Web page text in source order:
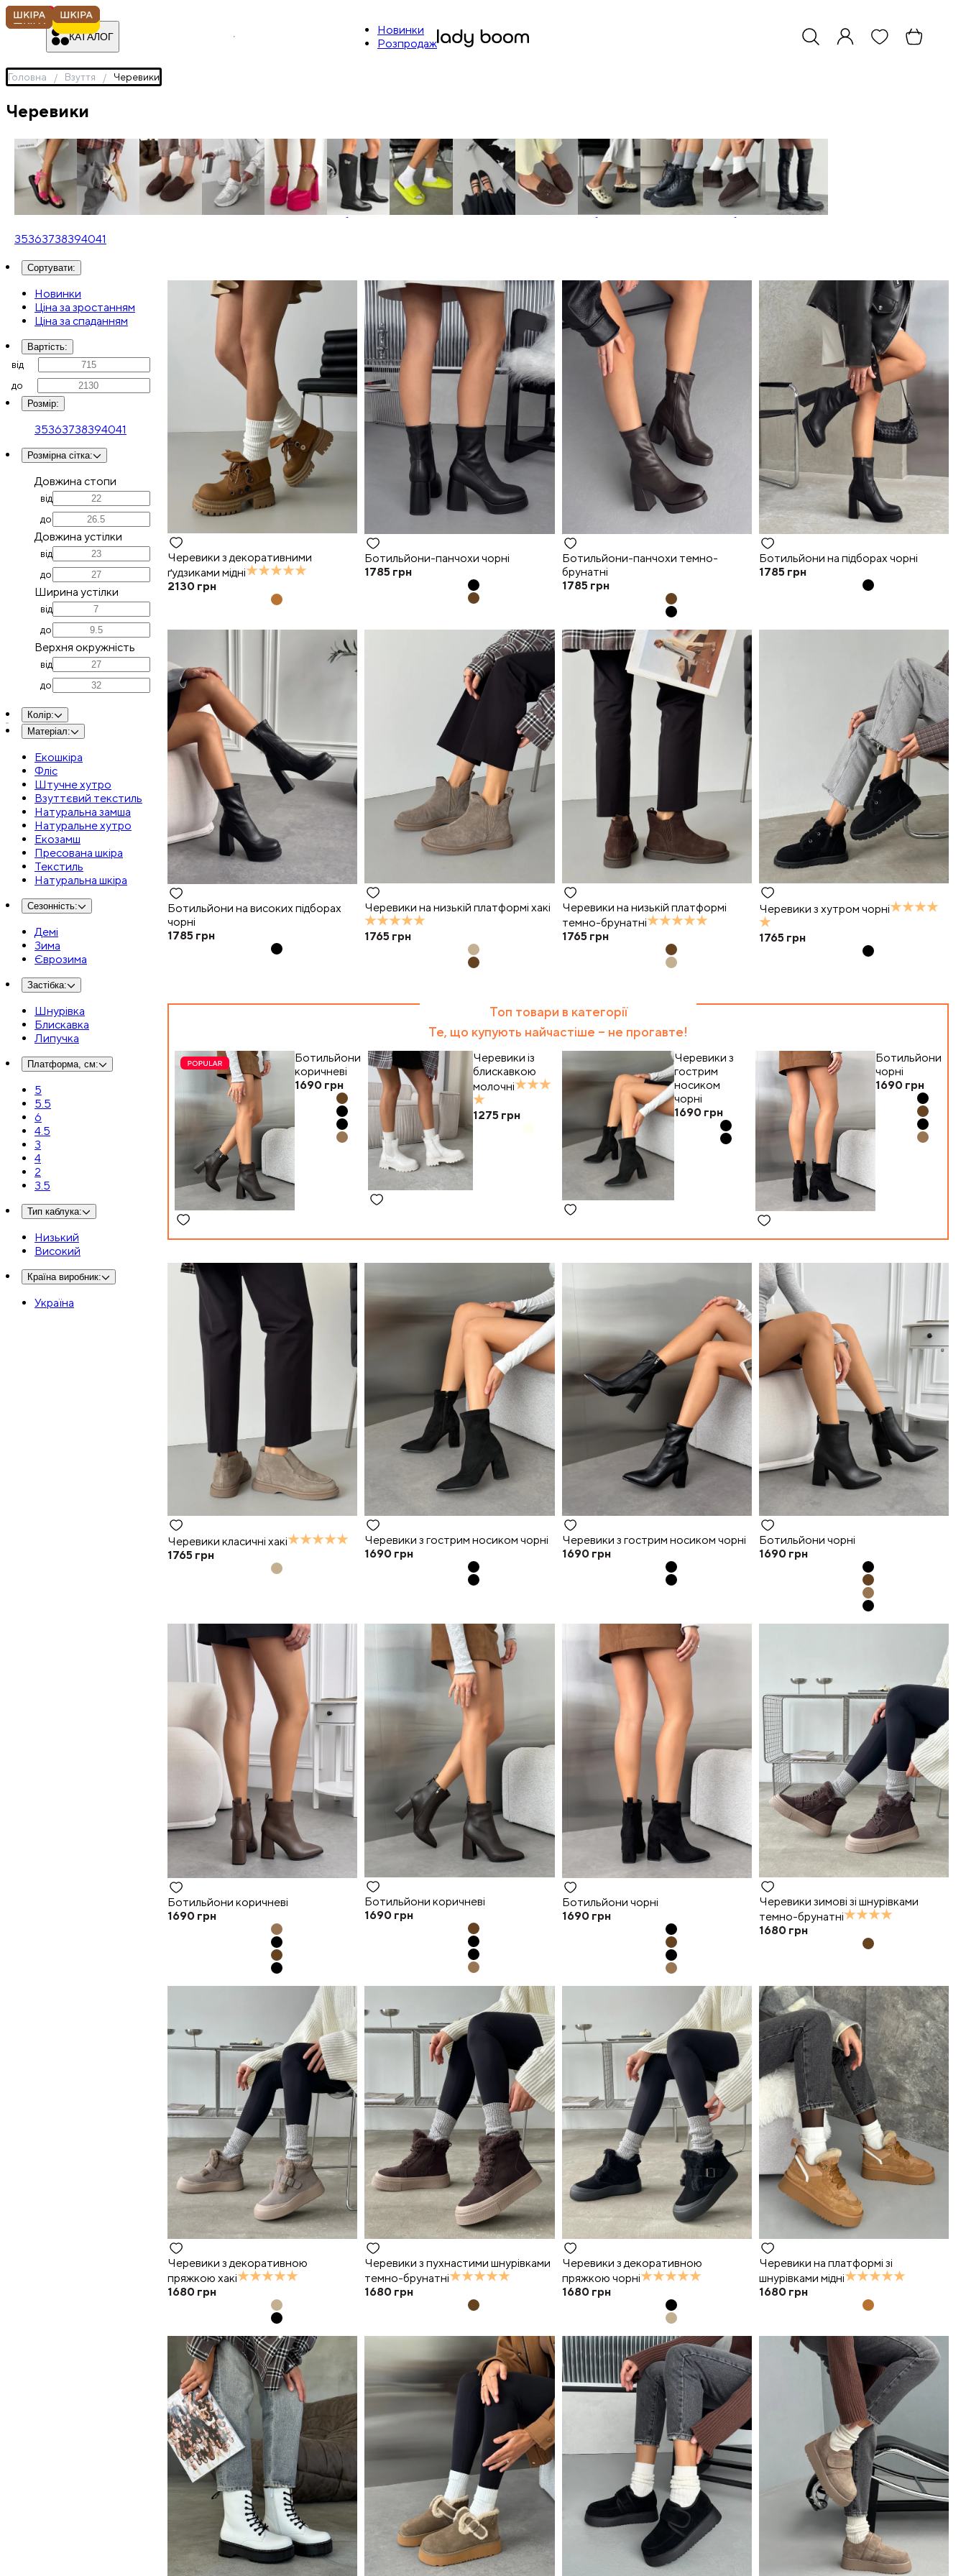
КАТАЛОГ
Новинки
Розпродаж
Головна Взуття Черевики
Черевики
Чоботи Сабо Сноубутси
35363738394041
Сортувати:
Новинки
Ціна за зростанням
Ціна за спаданням
Вартість:
від
до
Розмір:
35363738394041
Розмірна сітка:
Довжина стопи
від
до
Довжина устілки
від
до
Ширина устілки
від
до
Верхня окружність
від
до
Колір:
Матеріал:
Екошкіра
Фліс
Штучне хутро
Взуттєвий текстиль
Натуральна замша
Натуральне хутро
Екозамш
Пресована шкіра
Текстиль
Натуральна шкіра
Сезонність:
Демі
Зима
Єврозима
Застібка:
Шнурівка
Блискавка
Липучка
Платформа, см:
5
5.5
6
4.5
3
4
2
3.5
Тип каблука:
Низький
Високий
Країна виробник:
Україна
Черевики з декоративними
ґудзиками мідні
2130 грн
Ботильйони-панчохи чорні
1785 грн
Ботильйони-панчохи темно-
брунатні
1785грн
Ботильйони на підборах чорні
1785грн
Ботильйони на високих підборах
чорні
1785 грн
Черевики на низькій платформі хакі
1765 грн
Черевики на низькій платформі
темно-брунатні
1765грн
Черевики з хутром чорні
1765грн
Черевики класичні хакі
1765 грн
Черевики з гострим носиком чорні
1690 грн
Черевики з гострим носиком чорні
1690грн
Ботильйони чорні
1690грн
Ботильйони коричневі
1690 грн
Ботильйони коричневі
1690 грн
Ботильйони чорні
1690грн
Черевики зимові зі шнурівками
темно-брунатні
1680грн
Черевики з декоративною
пряжкою хакі
1680 грн
Черевики з пухнастими шнурівками
темно-брунатні
1680 грн
Черевики з декоративною
пряжкою чорні
1680грн
Черевики на платформі зі
шнурівками мідні
1680грн
Топ товари в категорії
Те, що купують найчастіше – не прогавте!
Ботильйони
коричневі
1690 грн
Черевики із
блискавкою
молочні
1275грн
Черевики з
гострим
носиком
чорні
1690 грн
Ботильйони
чорні
1690 грн